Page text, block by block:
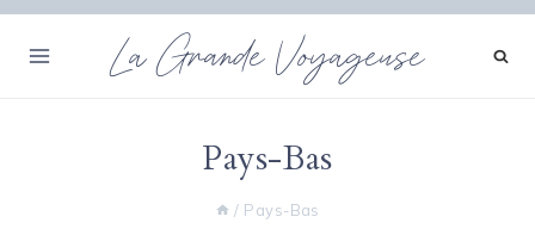
Aller
La Grande Voyageuse
Pays-Bas
/ Pays-Bas